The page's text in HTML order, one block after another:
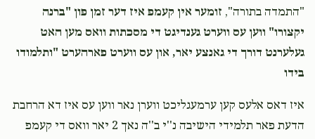
"התמדה בתורה", זומער אין קעמפ איז דער זמן פון "ברנה
יקצורו" ווען עס ווערט גענדיגט די מסכתות וואס מען האט
געלערנט דורך די גאנצע יאר, און עס ווערט פארהערט "ותלמודו
בידו
איז דאס אלעס קען ערמעגליכט ווערן נאר ווען עס איז דא הרחבת
הדעת פאר תלמידי הישיבה נ''י ב''ה נאך 2 יאר וואס די קעמפ